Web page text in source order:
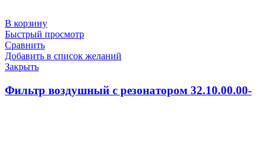
В корзину
Быстрый просмотр
Сравнить
Добавить в список желаний
Закрыть
Фильтр воздушный с резонатором 32.10.00.00-